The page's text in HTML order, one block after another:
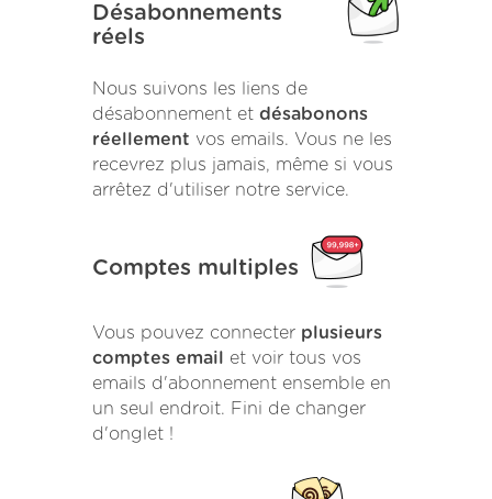
Désabonnements
réels
Nous suivons les liens de
désabonnement et désabonons
réellement vos emails. Vous ne les
recevrez plus jamais, même si vous
arrêtez d'utiliser notre service.
Comptes multiples
Vous pouvez connecter plusieurs
comptes email
et voir tous vos
emails d'abonnement ensemble en
un seul endroit. Fini de changer
d'onglet !